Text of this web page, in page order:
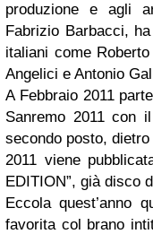
produzione e agli
Fabrizio Barbacci,
italiani come
Angelici e Antonio
A Febbraio 2011
Sanremo 2011 con
secondo posto, dietro
2011 viene
EDITION”, già disco
Eccola quest’anno
favorita col brano